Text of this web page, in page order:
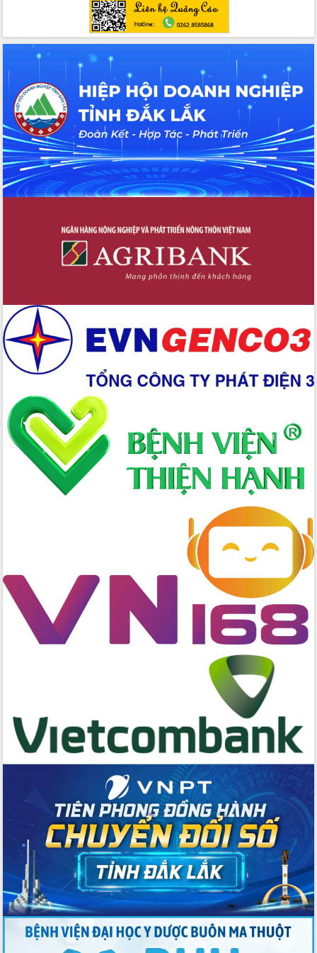
đấu có 77% xã đạt chuẩn nông thôn
Chuyển đổi số 'mở đường' cho nông
nghiệp Đắk Lắk tăng trưởng bứt phá
Triển khai đồng bộ đo đạc, lập hồ sơ
địa chính, hoàn thiện cơ sở dữ liệu đất
đai
Ứng dụng sinh trắc học - Bước tiến
trong hành trình chuyển đổi số tại Đắk
Lắk
Đắk Lắk nâng cao hiệu quả công tác
Đảng từ Sổ tay đảng viên điện tử
Đắk Lắk đẩy mạnh nuôi biển công
Tập huấn nâng cao năng lực triển khai
chuyển đổi số cho cán bộ, công chức
Đắk Lắk phát động hưởng ứng Ngày
2026
Đẩy mạnh cải cách hành chính, quyết
tâm đạt được mục tiêu tăng trưởng
hai con số trong năm 2026
Tổ chức trang trọng Lễ hội Đền thờ
Lương Văn Chánh năm 2026
Phó Bí thư Tỉnh ủy Đắk Lắk Đỗ Hữu
Huy giữ chức Bí thư Đảng ủy Ủy Ban
Nhân dân tỉnh
Bệnh án điện tử thúc đẩy chuyển đổi
số y tế tại Đắk Lắk
Chuyển đổi số thư viện: Mở rộng
không gian tri thức trong thời đại số
Bầu cử Quốc hội và HĐND: Cử tri Đắk
Lắk gửi gắm niềm tin, kỳ vọng vào lá
phiếu
Đắk Lắk sẵn sàng các điều kiện cho
Ngày hội bầu cử đại biểu Quốc hội
an toàn, hiệu quả, đúng quy định
Thủ tướng Chính phủ Phạm Minh Chính
kiểm tra, chỉ đạo hoàn thành các dự
án cao tốc và thăm khu tái định cư tại
Sôi nổi Hội đua ngựa truyền thống Gò
Thì Thùng mừng Xuân Bính Ngọ 2026
Lãnh đạo tỉnh dâng hương tưởng niệm
tại Đập Đồng Cam đầu Xuân Bính Ngọ
Ngành nông nghiệp phấn đấu tăng
trưởng đạt 5,86% trong năm 2026
UBND tỉnh Đắk Lắk triển khai công tác
quốc phòng, quân sự địa phương năm
2026
Đắk Lắk tập trung toàn lực khắc phục
tồn tại IUU, sẵn sàng làm việc với